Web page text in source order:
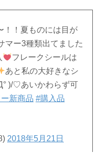
！夏ものには目が
マー3種類出てました
フレークシールは
あと私の大好きなシ
)/♡あいかわらず可
新商品 #購入品
2018年5月21日